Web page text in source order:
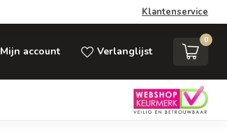
Klantenservice
Mijn account Verlanglijst
0